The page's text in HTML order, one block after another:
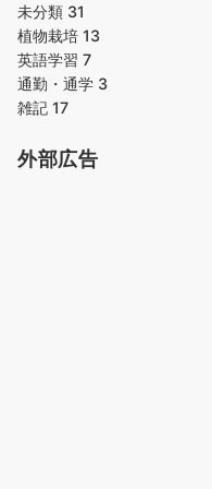
未分類 31
植物栽培 13
英語学習 7
通勤・通学 3
雑記 17
外部広告